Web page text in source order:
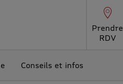
Prendre
RDV
Conseils et infos